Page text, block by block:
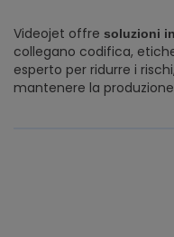
Videojet offre soluzioni
collegano codifica,
esperto per ridurre i
mantenere la